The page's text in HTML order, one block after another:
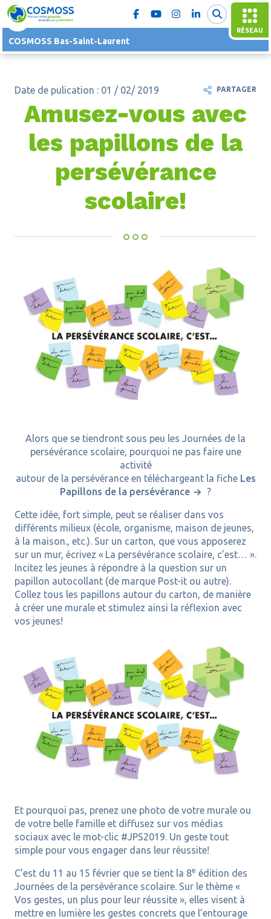
RÉSEAU
COSMOSS Bas-Saint-Laurent
Date de pulication : 01 / 02/ 2019
Amusez-vous avec
les papillons de la
persévérance
scolaire!
Alors que se tiendront sous peu les Journées de la
persévérance scolaire, pourquoi ne pas faire une
activité
autour de la persévérance en téléchargeant la fiche Les
Papillons de la persévérance
?
Cette idée, fort simple, peut se réaliser dans vos
différents milieux (école, organisme, maison de jeunes,
à la maison., etc.). Sur un carton, que vous apposerez
sur un mur, écrivez « La persévérance scolaire, c’est… ».
Incitez les jeunes à répondre à la question sur un
papillon autocollant (de marque Post-it ou autre).
Collez tous les papillons autour du carton, de manière
à créer une murale et stimulez ainsi la réflexion avec
vos jeunes!
Et pourquoi pas, prenez une photo de votre murale ou
de votre belle famille et diffusez sur vos médias
sociaux avec le mot-clic #JPS2019. Un geste tout
simple pour vous engager dans leur réussite!
C’est du 11 au 15 février que se tient la 8e édition des
Journées de la persévérance scolaire. Sur le thème «
Vos gestes, un plus pour leur réussite », elles visent à
mettre en lumière les gestes concrets que l’entourage
PARTAGER